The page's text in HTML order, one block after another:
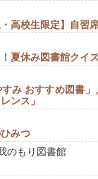
・高校生限定】自習
夏休み図書館クイ
み おすすめ図書
ンス」
みつ
のもり図書館